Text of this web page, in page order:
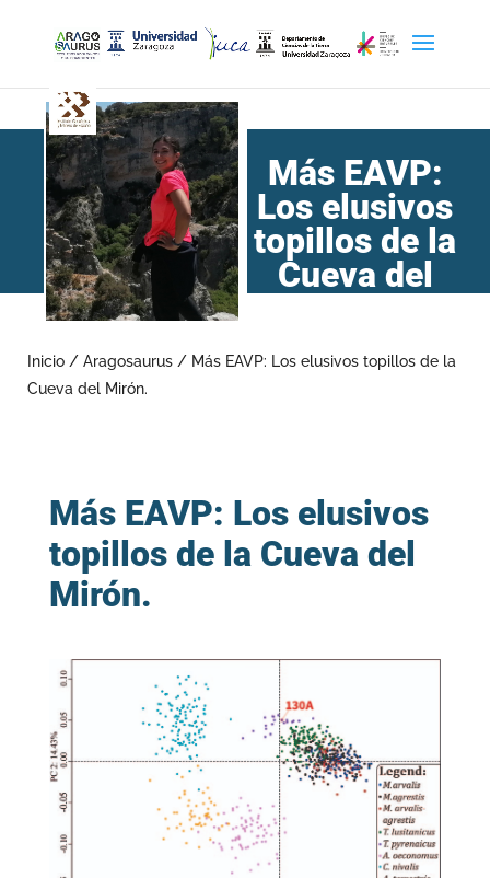
Más EAVP:
Los elusivos
topillos de la
Cueva del
Inicio / Aragosaurus / Más EAVP: Los elusivos topillos de la
Cueva del Mirón.
Más EAVP: Los elusivos
topillos de la Cueva del
Mirón.